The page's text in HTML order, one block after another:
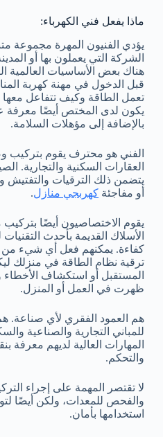
ماذا يفعل فني الكهرباء:
يؤدي الفنيون المهرة مجموعة
الشركة التي يعملون بها أو
هناك بعض الأساسيات العالمية
قبل الدخول في مهنة كهربة
تعمل الطاقة وكيف تتفاعل معها
يكون لدى المختص أيضًا معرفة
بالإضافة إلى مؤهلات السلامة.
الفني هو محترف يقوم بتركيب
العقارات السكنية والتجارية.
يتضمن ذلك الترقيات والتفتيش
أو مفاجئة كهربجي منازل.
يقوم الاختصاصيون أيضًا
الأسلاك القديمة بأحدث التقنيات
كفاءة. يمكنهم فعل أي شيء من
ترقية نظام الطاقة في منزلك
المستقبل أو استكشاف
ظهرت في العمل أو المنزل.
هم العمود الفقري لأي صناعة.
للمباني التجارية والصناعية
المهارات العالية لديهم معرفة
والتحكم.
لا تقتصر المهمة على إجراء
والفحص للمعدات، ولكن أيضًا
استخدامها بأمان.